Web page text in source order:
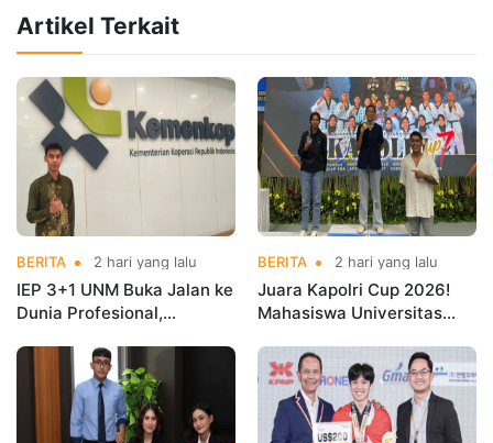
Artikel Terkait
BERITA 2 hari yang lalu
IEP 3+1 UNM Buka Jalan ke
Dunia Profesional,
Kementerian Koperasi
BERITA 2 hari yang lalu
Juara Kapolri Cup 2026!
Mahasiswa Universitas
Nama Kampus di Kejurnas
Taekwondo